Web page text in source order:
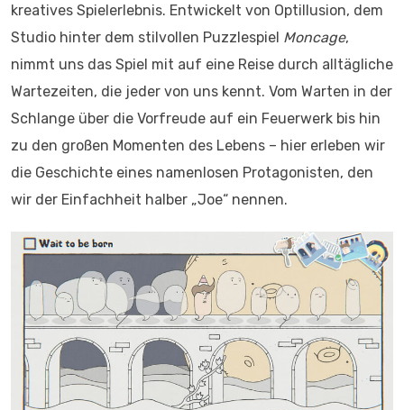
kreatives Spielerlebnis. Entwickelt von Optillusion, dem
Studio hinter dem stilvollen Puzzlespiel Moncage,
nimmt uns das Spiel mit auf eine Reise durch alltägliche
Wartezeiten, die jeder von uns kennt. Vom Warten in der
Schlange über die Vorfreude auf ein Feuerwerk bis hin
zu den großen Momenten des Lebens – hier erleben wir
die Geschichte eines namenlosen Protagonisten, den
wir der Einfachheit halber „Joe“ nennen.